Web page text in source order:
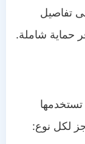
تفاصيل
حماية شاملة.
لكل نوع: